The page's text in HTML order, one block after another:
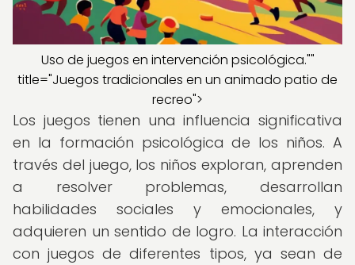
Uso de juegos en intervención psicológica.""
title="Juegos tradicionales en un animado patio de
recreo">
Los juegos tienen una influencia significativa
en la formación psicológica de los niños. A
través del juego, los niños exploran, aprenden
a resolver problemas, desarrollan
habilidades sociales y emocionales, y
adquieren un sentido de logro. La interacción
con juegos de diferentes tipos, ya sean de